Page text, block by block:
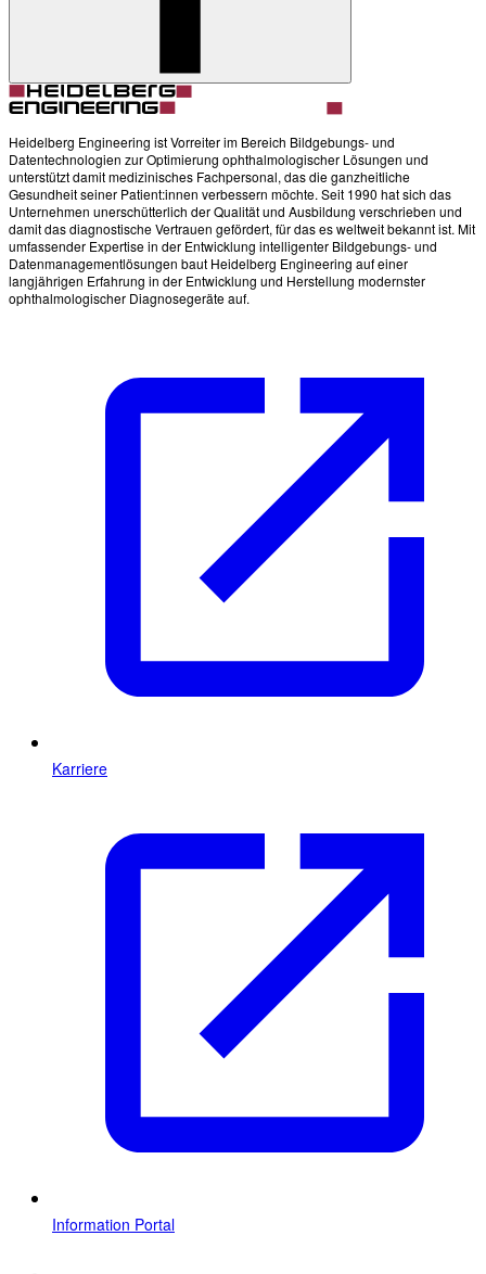
Heidelberg Engineering ist Vorreiter im Bereich Bildgebungs- und
Datentechnologien zur Optimierung ophthalmologischer Lösungen und
unterstützt damit medizinisches Fachpersonal, das die ganzheitliche
Gesundheit seiner Patient:innen verbessern möchte. Seit 1990 hat sich das
Unternehmen unerschütterlich der Qualität und Ausbildung verschrieben und
damit das diagnostische Vertrauen gefördert, für das es weltweit bekannt ist. Mit
umfassender Expertise in der Entwicklung intelligenter Bildgebungs- und
Datenmanagementlösungen baut Heidelberg Engineering auf einer
langjährigen Erfahrung in der Entwicklung und Herstellung modernster
ophthalmologischer Diagnosegeräte auf.
Karriere
Information Portal